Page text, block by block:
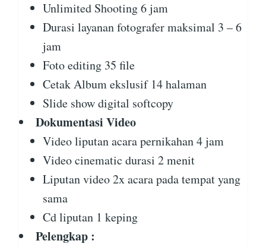
Unlimited Shooting 6 jam
Durasi layanan fotografer maksimal 3 – 6
jam
Foto editing 35 file
Cetak Album ekslusif 14 halaman
Slide show digital softcopy
Dokumentasi Video
Video liputan acara pernikahan 4 jam
Video cinematic durasi 2 menit
Liputan video 2x acara pada tempat yang
sama
Cd liputan 1 keping
Pelengkap :